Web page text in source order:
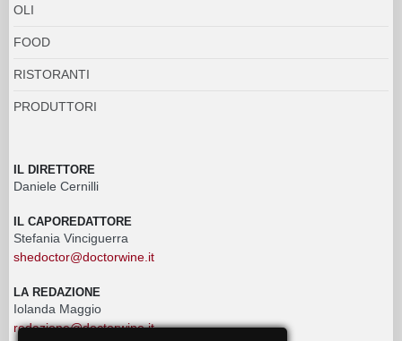
OLI
FOOD
RISTORANTI
PRODUTTORI
IL DIRETTORE
Daniele Cernilli
IL CAPOREDATTORE
Stefania Vinciguerra
shedoctor@doctorwine.it
LA REDAZIONE
Iolanda Maggio
redazione@doctorwine.it